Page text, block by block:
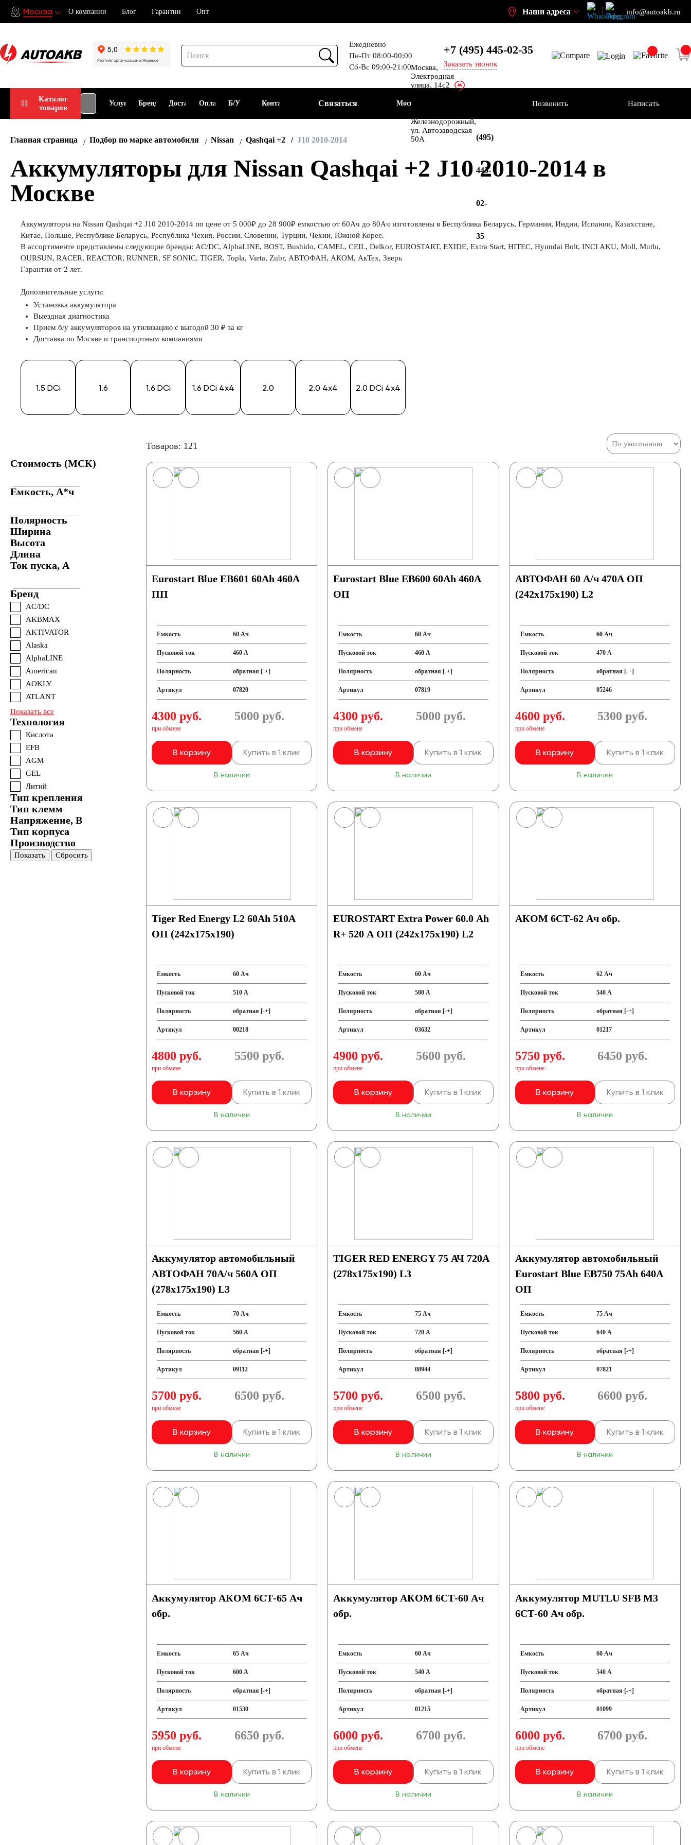
Москва О компании Блог Гарантии Опт Наши адреса info@autoakb.ru
Ежедневно
Пн-Пт 08:00-00:00
Сб-Вс 09:00-21:00
+7 (495) 445-02-35
Заказать звонок
Каталог
товаров
Подбор
АКБ
Услуги Бренды ДоставкаОплата Б/У Контакты Связаться Москва
Москва,
Электродная
улица, 14с2
Энтузиастов
Железнодорожный,
ул. Автозаводская
50А
(495)
445-
02-
35
Позвонить Написать
Главная страница Подбор по марке автомобиля Nissan Qashqai +2 J10 2010-2014
Аккумуляторы для Nissan Qashqai +2 J10 2010-2014 в
Москве
Аккумуляторы на Nissan Qashqai +2 J10 2010-2014 по цене от 5 000₽ до 28 900₽ емкостью от 60Ач до 80Ач изготовлены в Беспублика Беларусь, Германии, Индии, Испании, Казахстане,
Китае, Польше, Республике Беларусь, Республика Чехия, России, Словении, Турции, Чехии, Южной Корее.
В ассортименте представлены следующие бренды: AC/DC, AlphaLINE, BOST, Bushido, CAMEL, CEIL, Delkor, EUROSTART, EXIDE, Extra Start, HITEC, Hyundai Bolt, INCI AKU, Moll, Mutlu,
OURSUN, RACER, REACTOR, RUNNER, SF SONIC, TIGER, Topla, Varta, Zubr, АВТОФАН, АКОМ, АкТех, Зверь
Гарантия от 2 лет.
Дополнительные услуги:
Установка аккумулятора
Выездная диагностика
Прием б/у аккумуляторов на утилизацию с выгодой 30 ₽ за кг
Доставка по Москве и транспортным компаниями
1.5 DCi 1.6 1.6 DCi 1.6 DCi 4x4 2.0 2.0 4x4 2.0 DCi 4x4
Стоимость (МСК)
Емкость, А*ч
Полярность
Ширина
Высота
Длина
Ток пуска, А
Бренд
AC/DC
AKBMAX
AKTIVATOR
Alaska
AlphaLINE
American
AOKLY
ATLANT
Показать все
Технология
Кислота
EFB
AGM
GEL
Литий
Тип крепления
Тип клемм
Напряжение, В
Тип корпуса
Производство
Показать Сбросить
Товаров: 121
Eurostart Blue EB601 60Ah 460A
ПП
Емкость 60 Ач
Пусковой ток 460 А
Полярность обратная [-+]
Артикул 07820
4300 руб.
при обмене
5000 руб.
В корзину Купить в 1 клик
В наличии
Eurostart Blue EB600 60Ah 460A
ОП
Емкость 60 Ач
Пусковой ток 460 А
Полярность обратная [-+]
Артикул 07819
4300 руб.
при обмене
5000 руб.
В корзину Купить в 1 клик
В наличии
АВТОФАН 60 А/ч 470А ОП
(242x175x190) L2
Емкость 60 Ач
Пусковой ток 470 А
Полярность обратная [-+]
Артикул 05246
4600 руб.
при обмене
5300 руб.
В корзину Купить в 1 клик
В наличии
Tiger Red Energy L2 60Ah 510A
ОП (242x175x190)
Емкость 60 Ач
Пусковой ток 510 А
Полярность обратная [-+]
Артикул 00218
4800 руб.
при обмене
5500 руб.
В корзину Купить в 1 клик
В наличии
EUROSTART Extra Power 60.0 Ah
R+ 520 A ОП (242x175x190) L2
Емкость 60 Ач
Пусковой ток 500 А
Полярность обратная [-+]
Артикул 03632
4900 руб.
при обмене
5600 руб.
В корзину Купить в 1 клик
В наличии
АКОМ 6СТ-62 Ач обр.
Емкость 62 Ач
Пусковой ток 540 А
Полярность обратная [-+]
Артикул 01217
5750 руб.
при обмене
6450 руб.
В корзину Купить в 1 клик
В наличии
Аккумулятор автомобильный
АВТОФАН 70А/ч 560А ОП
(278x175x190) L3
Емкость 70 Ач
Пусковой ток 560 А
Полярность обратная [-+]
Артикул 09112
5700 руб.
при обмене
6500 руб.
В корзину Купить в 1 клик
В наличии
TIGER RED ENERGY 75 АЧ 720A
(278x175x190) L3
Емкость 75 Ач
Пусковой ток 720 А
Полярность обратная [-+]
Артикул 08944
5700 руб.
при обмене
6500 руб.
В корзину Купить в 1 клик
В наличии
Аккумулятор автомобильный
Eurostart Blue EB750 75Ah 640A
ОП
Емкость 75 Ач
Пусковой ток 640 А
Полярность обратная [-+]
Артикул 07821
5800 руб.
при обмене
6600 руб.
В корзину Купить в 1 клик
В наличии
Аккумулятор АКОМ 6СТ-65 Ач
обр.
Емкость 65 Ач
Пусковой ток 600 А
Полярность обратная [-+]
Артикул 01530
5950 руб.
при обмене
6650 руб.
В корзину Купить в 1 клик
В наличии
Аккумулятор АКОМ 6СТ-60 Ач
обр.
Емкость 60 Ач
Пусковой ток 540 А
Полярность обратная [-+]
Артикул 01215
6000 руб.
при обмене
6700 руб.
В корзину Купить в 1 клик
В наличии
Аккумулятор MUTLU SFB M3
6СТ-60 Ач обр.
Емкость 60 Ач
Пусковой ток 540 А
Полярность обратная [-+]
Артикул 01099
6000 руб.
при обмене
6700 руб.
В корзину Купить в 1 клик
В наличии